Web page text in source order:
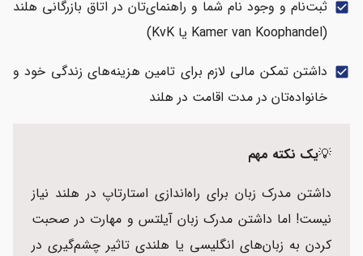
check_box ثبت‌نام و وجود نام شما و راهنمای‌تان در اتاق بازرگانی هلند
(Kamer van Koophandel یا KvK)
check_box داشتن تمکن مالی لازم برای تامین هزینه‌های زندگی خود و
خانواده‌تان در مدت اقامت در هلند
💡یک نکته مهم
داشتن مدرک زبان برای راه‌اندازی استارتاپ در هلند نیاز
نیست! اما داشتن مدرک زبان آیلتس و مهارت در صحبت
کردن به زبان‌های انگلیسی یا هلندی تاثیر چشم‌گیری در